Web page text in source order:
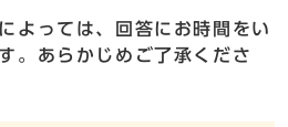
よっては、回答にお時間をい
。あらかじめご了承くださ